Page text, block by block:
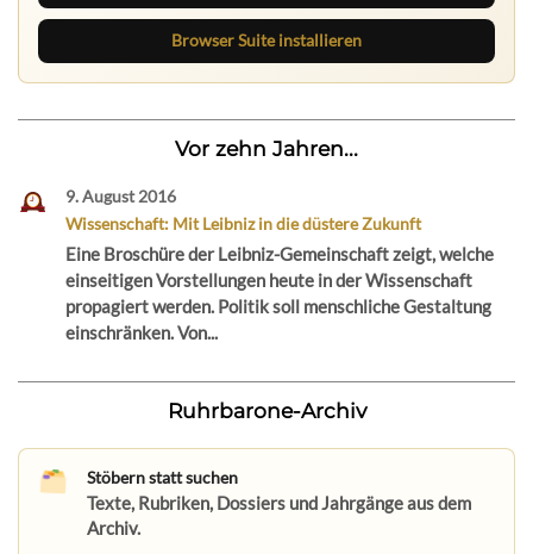
Browser Suite installieren
Vor zehn Jahren...
9. August 2016
Wissenschaft: Mit Leibniz in die düstere Zukunft
Eine Broschüre der Leibniz-Gemeinschaft zeigt, welche
einseitigen Vorstellungen heute in der Wissenschaft
propagiert werden. Politik soll menschliche Gestaltung
einschränken. Von...
Ruhrbarone-Archiv
Stöbern statt suchen
Texte, Rubriken, Dossiers und Jahrgänge aus dem
Archiv.